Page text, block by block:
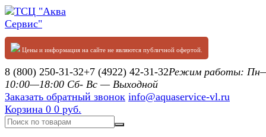
Цены и информация на сайте не являются публичной офертой.
8 (800) 250-31-32+7 (4922) 42-31-32Режим работы:
10:00—18:00 Сб- Вс — Выходной
Заказать обратный звонок info@aquaservice-vl.ru
Корзина 0 0 руб.